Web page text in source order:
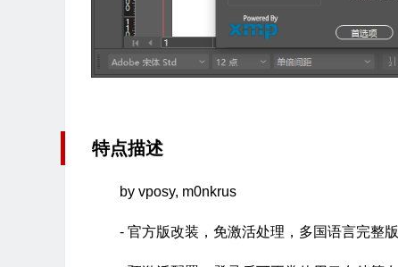
特点描述
by vposy, m0nkrus
- 官方版改装，免激活处理，多国语言完整版